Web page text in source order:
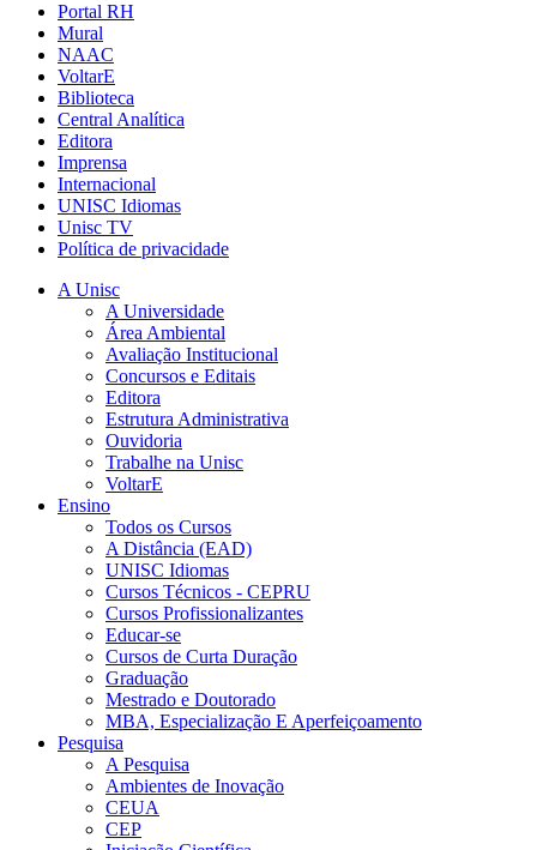
Portal RH
Mural
NAAC
VoltarE
Biblioteca
Central Analítica
Editora
Imprensa
Internacional
UNISC Idiomas
Unisc TV
Política de privacidade
A Unisc
A Universidade
Área Ambiental
Avaliação Institucional
Concursos e Editais
Editora
Estrutura Administrativa
Ouvidoria
Trabalhe na Unisc
VoltarE
Ensino
Todos os Cursos
A Distância (EAD)
UNISC Idiomas
Cursos Técnicos - CEPRU
Cursos Profissionalizantes
Educar-se
Cursos de Curta Duração
Graduação
Mestrado e Doutorado
MBA, Especialização E Aperfeiçoamento
Pesquisa
A Pesquisa
Ambientes de Inovação
CEUA
CEP